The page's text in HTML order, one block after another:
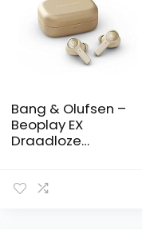
Bang & Olufsen –
Beoplay EX
Draadloze
microfoon,